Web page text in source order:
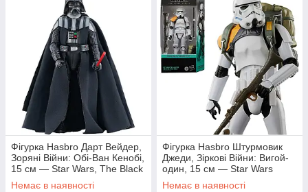
Фігурка Hasbro Дарт Вейдер,
Зоряні Війни: Обі-Ван Кенобі,
15 см — Star Wars, The Black
Series
Немає в наявності
Фігурка Hasbro Штурмовик
Джеди, Зіркові Війни: Вигой-
один, 15 см — Star Wars
Rogue One, The Black Series
Немає в наявності